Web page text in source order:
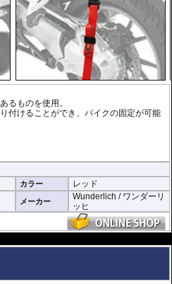
るものを使用。
付けることができ、バイクの固定が可能
カラー レッド
メーカー
Wunderlich / ワンダーリ
ッヒ